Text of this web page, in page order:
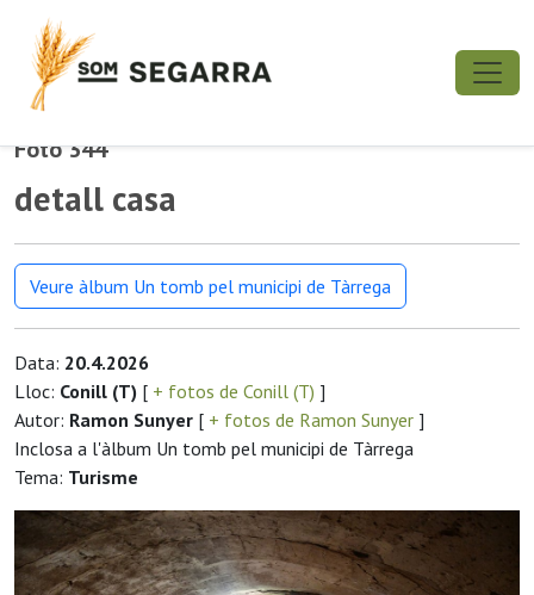
Foto 344
detall casa
Veure àlbum Un tomb pel municipi de Tàrrega
Data: 20.4.2026
Lloc: Conill (T) [ + fotos de Conill (T) ]
Autor: Ramon Sunyer [ + fotos de Ramon Sunyer ]
Inclosa a l'àlbum Un tomb pel municipi de Tàrrega
Tema: Turisme